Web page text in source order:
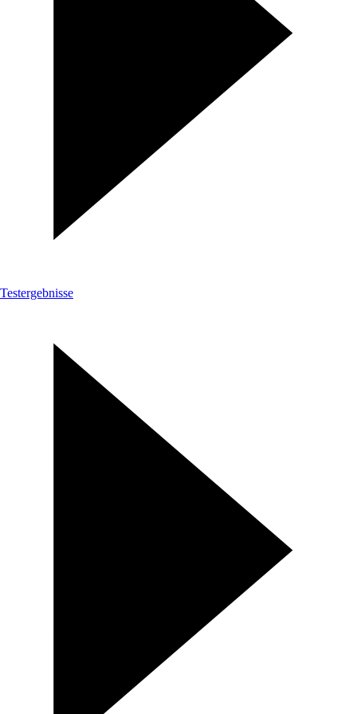
Testergebnisse